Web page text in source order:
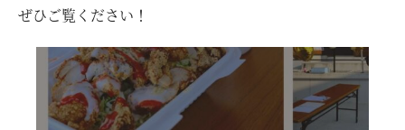
モデルハウス（KOUBOX）
香木家通信
ぜひご覧ください！